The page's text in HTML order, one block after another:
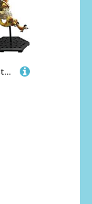
Capcom Figure Builder Monster Hunter Standard Model Plus Vol. 23 Box Produkt, 6 Typen, 6 Stück, Bonusteile, PVC ABS